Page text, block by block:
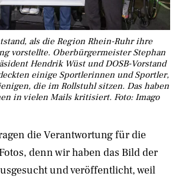
als die Region Rhein-Ruhr ihre
vorstellte. Oberbürgermeister Stephan
Hendrik Wüst und DOSB-Vorstand
einige Sportlerinnen und Sportler,
die im Rollstuhl sitzen. Das haben
in vielen Mails kritisiert. Foto: Imago
die Verantwortung für die
denn wir haben das Bild der
und veröffentlicht, weil